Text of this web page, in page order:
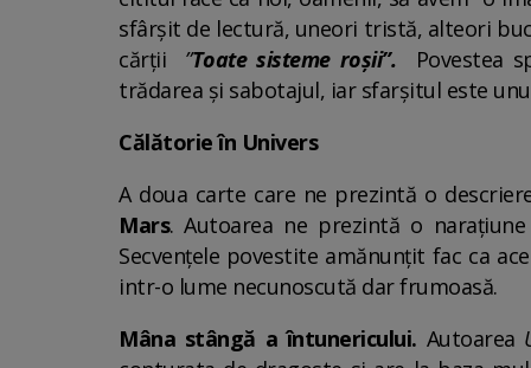
sfârșit de lectură, uneori tristă, alteori
cărții
”Toate sisteme roșii”.
Povestea
trădarea și sabotajul, iar sfarșitul este
Călătorie în Univers
A doua carte care ne prezintă o
Mars. Autoarea ne prezintă o
Secvențele povestite amănunțit fac ca
intr-o lume necunoscută dar frumoasă.
Mâna stângă a întunericului. Autoarea